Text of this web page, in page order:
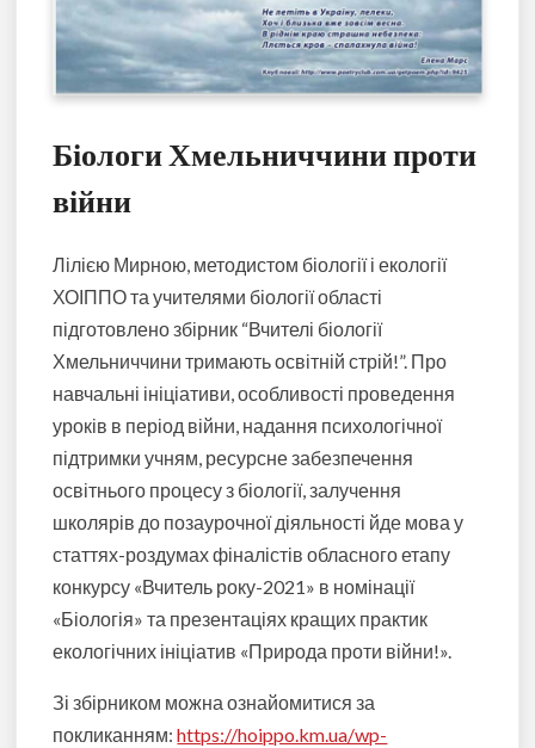
Біологи Хмельниччини проти
війни
Лілією Мирною, методистом біології і екології
ХОІППО та учителями біології області
підготовлено збірник “Вчителі біології
Хмельниччини тримають освітній стрій!”. Про
навчальні ініціативи, особливості проведення
уроків в період війни, надання психологічної
підтримки учням, ресурсне забезпечення
освітнього процесу з біології, залучення
школярів до позаурочної діяльності йде мова у
статтях-роздумах фіналістів обласного етапу
конкурсу «Вчитель року-2021» в номінації
«Біологія» та презентаціях кращих практик
екологічних ініціатив «Природа проти війни!».
Зі збірником можна ознайомитися за
покликанням:https://hoippo.km.ua/wp-